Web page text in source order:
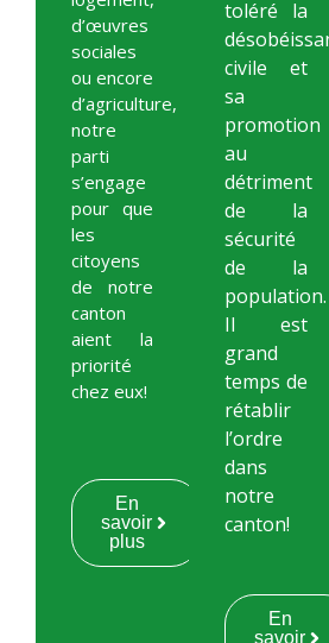
d’œuvres
sociales
ou encore
d’agriculture,
notre
parti
s’engage
pour que
les
citoyens
de notre
canton
aient la
priorité
chez eux!
En
savoir
plus
toléré la
civile et
sa
promotion
au
détriment
de la
sécurité
de la
population.
Il est
grand
temps de
rétablir
l’ordre
dans
notre
canton!
En
savoir